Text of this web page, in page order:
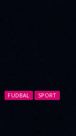
FUDBAL SPORT